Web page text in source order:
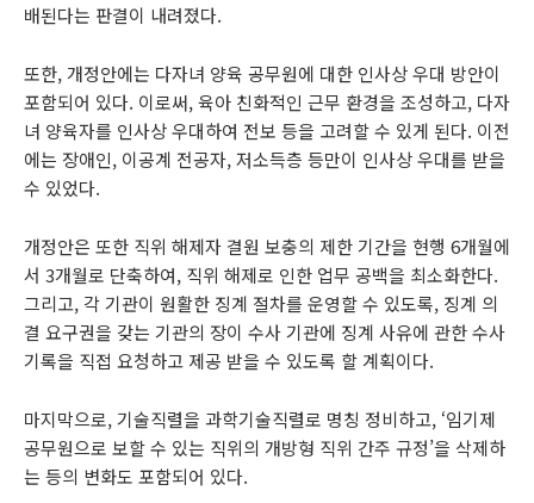
배된다는 판결이 내려졌다.
또한, 개정안에는 다자녀 양육 공무원에 대한 인사상 우대 방안이
포함되어 있다. 이로써, 육아 친화적인 근무 환경을 조성하고, 다자
녀 양육자를 인사상 우대하여 전보 등을 고려할 수 있게 된다. 이전
에는 장애인, 이공계 전공자, 저소득층 등만이 인사상 우대를 받을
수 있었다.
개정안은 또한 직위 해제자 결원 보충의 제한 기간을 현행 6개월에
서 3개월로 단축하여, 직위 해제로 인한 업무 공백을 최소화한다.
그리고, 각 기관이 원활한 징계 절차를 운영할 수 있도록, 징계 의
결 요구권을 갖는 기관의 장이 수사 기관에 징계 사유에 관한 수사
기록을 직접 요청하고 제공 받을 수 있도록 할 계획이다.
마지막으로, 기술직렬을 과학기술직렬로 명칭 정비하고, ‘임기제
공무원으로 보할 수 있는 직위의 개방형 직위 간주 규정’을 삭제하
는 등의 변화도 포함되어 있다.